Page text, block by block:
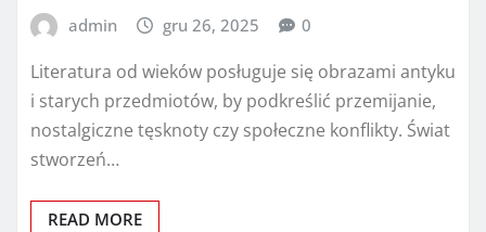
admin gru 26, 2025 0
Literatura od wieków posługuje się obrazami antyku
i starych przedmiotów, by podkreślić przemijanie,
nostalgiczne tęsknoty czy społeczne konflikty. Świat
stworzeń…
READ MORE